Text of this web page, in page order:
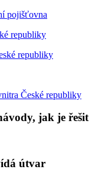
pojišťovna
republiky
republiky
České republiky
jak je řešit
útvar